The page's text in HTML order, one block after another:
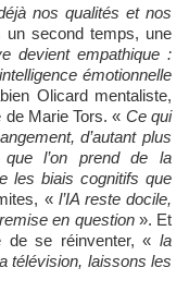
nos qualités et nos
un second temps, une
devient empathique :
émotionnelle
Olicard mentaliste,
Marie Tors. « Ce qui
d’autant plus
l’on prend de la
les biais cognitifs que
« l’IA reste docile,
en question ». Et
de se réinventer, « la
télévision, laissons les